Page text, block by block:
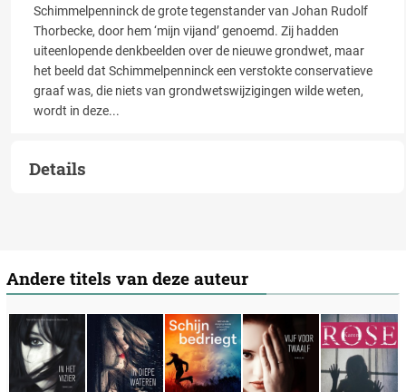
Schimmelpenninck de grote tegenstander van Johan Rudolf
Thorbecke, door hem ‘mijn vijand’ genoemd. Zij hadden
uiteenlopende denkbeelden over de nieuwe grondwet, maar
het beeld dat Schimmelpenninck een verstokte conservatieve
graaf was, die niets van grondwetswijzigingen wilde weten,
wordt in deze...
Details
Andere titels van deze auteur